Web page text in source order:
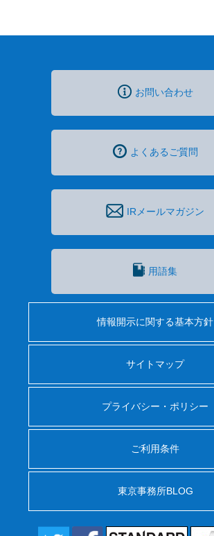
お問い合わせ
よくあるご質問
IRメールマガジン
用語集
情報開示に関する基本方針
サイトマップ
プライバシー・ポリシー
ご利用条件
東京事務所BLOG